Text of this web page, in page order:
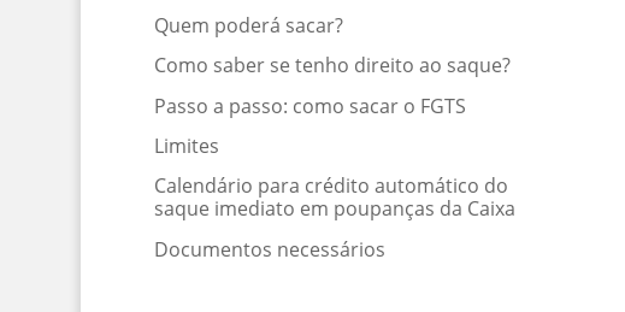
Quem poderá sacar?
Como saber se tenho direito ao saque?
Passo a passo: como sacar o FGTS
Limites
Calendário para crédito automático do
saque imediato em poupanças da Caixa
Documentos necessários